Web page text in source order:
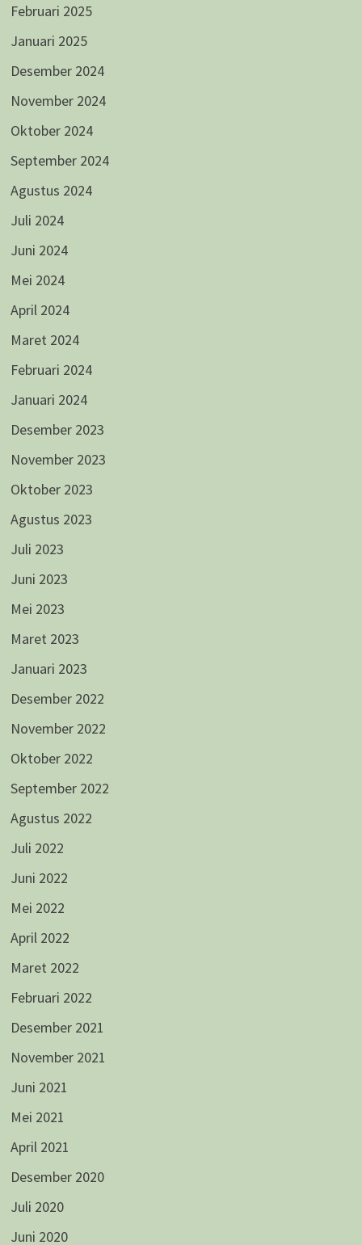
Februari 2025
Januari 2025
Desember 2024
November 2024
Oktober 2024
September 2024
Agustus 2024
Juli 2024
Juni 2024
Mei 2024
April 2024
Maret 2024
Februari 2024
Januari 2024
Desember 2023
November 2023
Oktober 2023
Agustus 2023
Juli 2023
Juni 2023
Mei 2023
Maret 2023
Januari 2023
Desember 2022
November 2022
Oktober 2022
September 2022
Agustus 2022
Juli 2022
Juni 2022
Mei 2022
April 2022
Maret 2022
Februari 2022
Desember 2021
November 2021
Juni 2021
Mei 2021
April 2021
Desember 2020
Juli 2020
Juni 2020